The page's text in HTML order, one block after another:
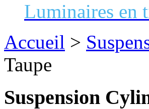
Luminaires en
Accueil >
Taupe
Suspension